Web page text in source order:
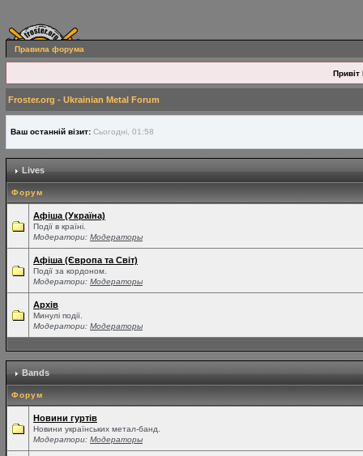
Правила форума
Привіт
Froster.org - Ukrainian Metal Forum
Ваш останній візит: Сьогодні, 01:58
Lives
Форум
Афіша (Україна)
Події в країні.
Модератори: Модераторы
Афіша (Європа та Світ)
Події за кордоном.
Модератори: Модераторы
Архів
Минулі події.
Модератори: Модераторы
Bands
Форум
Новини гуртів
Новини українських метал-банд.
Модератори: Модераторы